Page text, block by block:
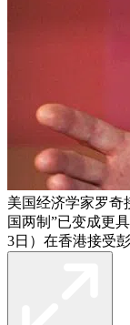
美国经济学家罗奇
国两制”已变成更
3日）在香港接受